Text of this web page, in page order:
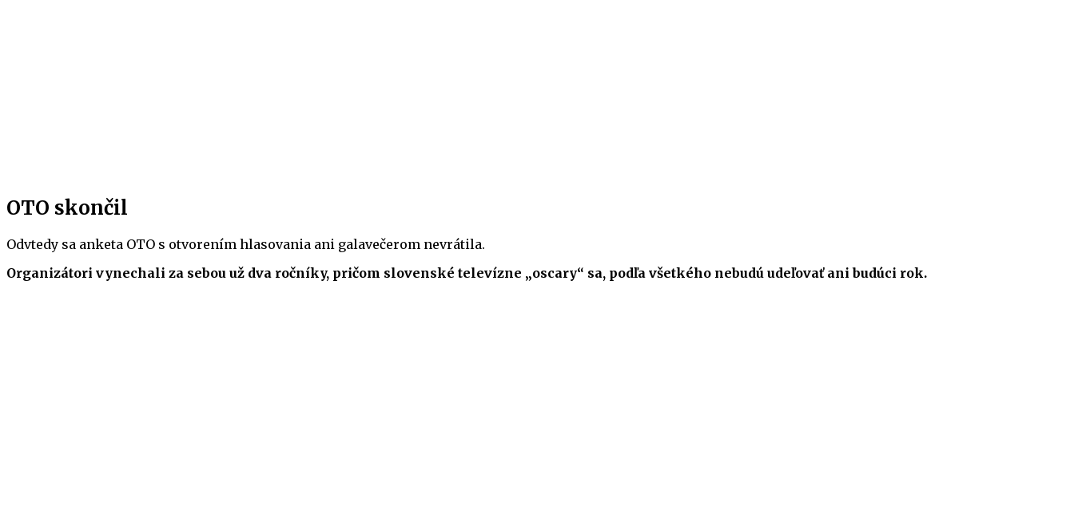
OTO skončil
Odvtedy sa anketa OTO s otvorením hlasovania ani galavečerom nevrátila.
Organizátori vynechali za sebou už dva ročníky, pričom slovenské televízne „oscary“ sa, podľa všetkého nebudú udeľovať ani budúci rok.